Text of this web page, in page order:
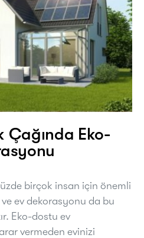
Çağında Eko-
birçok insan için önemli
ev dekorasyonu da bu
Eko-dostu ev
vermeden evinizi